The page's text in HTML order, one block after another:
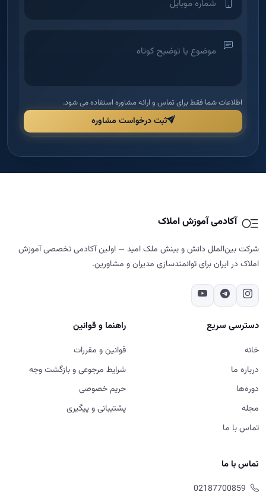
اطلاعات شما فقط برای تماس و ارائه مشاوره استفاده می شود.
ثبت درخواست مشاوره
آکادمی آموزش املاک
شرکت بین‌الملل دانش و بینش ملک امید — اولین آکادمی تخصصی آموزش
املاک در ایران برای توانمندسازی مدیران و مشاورین.
دسترسی سریع
خانه
درباره ما
دوره‌ها
مجله
تماس با ما
راهنما و قوانین
قوانین و مقررات
شرایط مرجوعی و بازگشت وجه
حریم خصوصی
پشتیبانی و پیگیری
تماس با ما
02187700859